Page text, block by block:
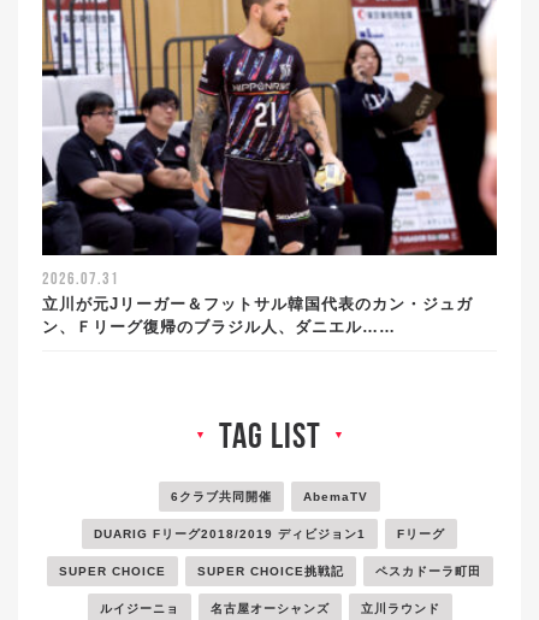
2026.07.31
立川が元Jリーガー＆フットサル韓国代表のカン・ジュガ
ン、Ｆリーグ復帰のブラジル人、ダニエル……
▼ tag list ▼
6クラブ共同開催 AbemaTV
DUARIG Fリーグ2018/2019 ディビジョン1 Fリーグ
SUPER CHOICE SUPER CHOICE挑戦記 ペスカドーラ町田
ルイジーニョ 名古屋オーシャンズ 立川ラウンド